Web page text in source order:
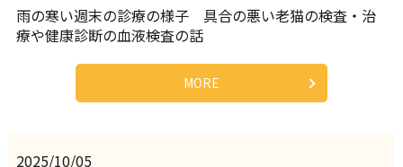
雨の寒い週末の診療の様子 具合の悪い老猫の検査・治
療や健康診断の血液検査の話
MORE
2025/10/05